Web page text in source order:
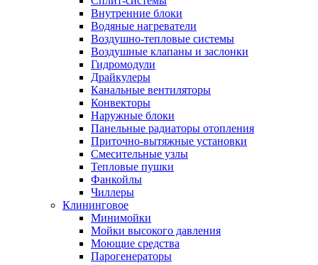
Внутренние блоки
Водяные нагреватели
Воздушно-тепловые системы
Воздушные клапаны и заслонки
Гидромодули
Драйкулеры
Канальные вентиляторы
Конвекторы
Наружные блоки
Панельные радиаторы отопления
Приточно-вытяжные установки
Смесительные узлы
Тепловые пушки
Фанкойлы
Чиллеры
Клининговое
Минимойки
Мойки высокого давления
Моющие средства
Парогенераторы